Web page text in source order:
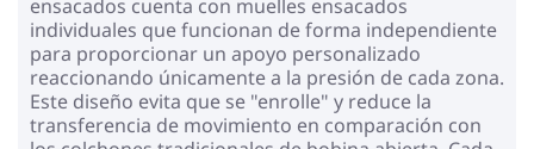
ensacados cuenta con muelles ensacados
individuales que funcionan de forma independiente
para proporcionar un apoyo personalizado
reaccionando únicamente a la presión de cada zona.
Este diseño evita que se "enrolle" y reduce la
transferencia de movimiento en comparación con